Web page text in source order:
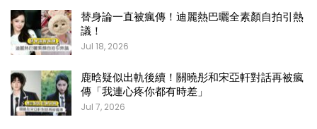
替身論一直被瘋傳！迪麗熱巴曬全素顏自拍引熱
議！
Jul 18, 2026
鹿晗疑似出軌後續！關曉彤和宋亞軒對話再被瘋
傳「我連心疼你都有時差」
Jul 7, 2026